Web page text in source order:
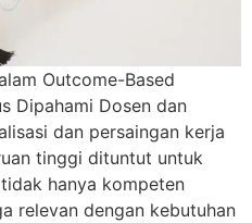
Outcome-Based
Dipahami Dosen dan
dan persaingan kerja
tinggi dituntut untuk
hanya kompeten
relevan dengan kebutuhan